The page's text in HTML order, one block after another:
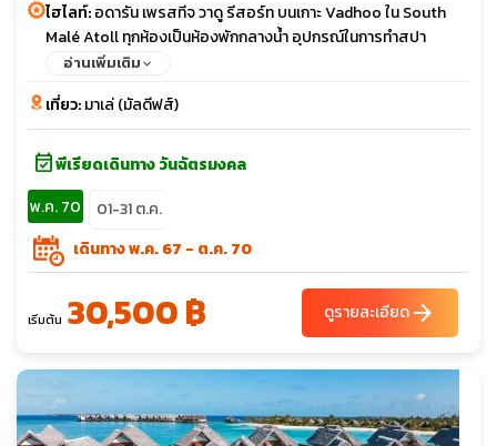
ไฮไลท์:อดารัน เพรสทีจ วาดู รีสอร์ท บนเกาะ Vadhoo ใน South
Malé Atoll ทุกห้องเป็นห้องพักกลางนํ้า อุปกรณ์ในการทำสปา
เครื่องเล่นดีวีดีและระบบโฮมเธียเตอร์ เครื่องชงกาแฟ และอื่นๆอีก
อ่านเพิ่มเติม
เที่ยว:มาเล่ (มัลดีฟส์)
event_availableพีเรียดเดินทาง วันฉัตรมงคล
พ.ค. 70
01-31 ต.ค.
เดินทาง พ.ค. 67 - ต.ค. 70
เริ่มต้น 30,500 ฿ ดูรายละเอียดarrow_forward